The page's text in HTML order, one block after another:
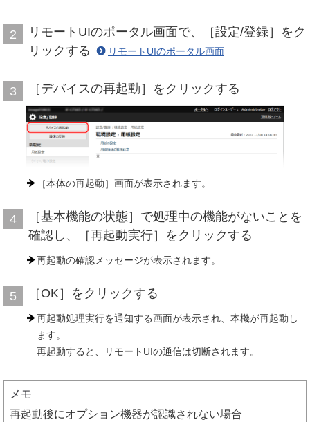
2
リモートUIのポータル画面で、［設定/登録］をク
リックする
リモートUIのポータル画面
3 ［デバイスの再起動］をクリックする
［本体の再起動］画面が表示されます。
4
［基本機能の状態］で処理中の機能がないことを
確認し、［再起動実行］をクリックする
再起動の確認メッセージが表示されます。
5 ［OK］をクリックする
再起動処理実行を通知する画面が表示され、本機が再起動し
ます。
再起動すると、リモートUIの通信は切断されます。
メモ
再起動後にオプション機器が認識されない場合